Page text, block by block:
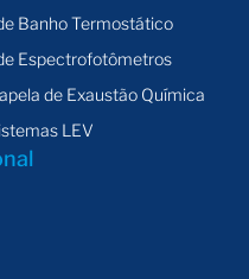
Banho Termostático
Espectrofotômetros
de Exaustão Química
LEV